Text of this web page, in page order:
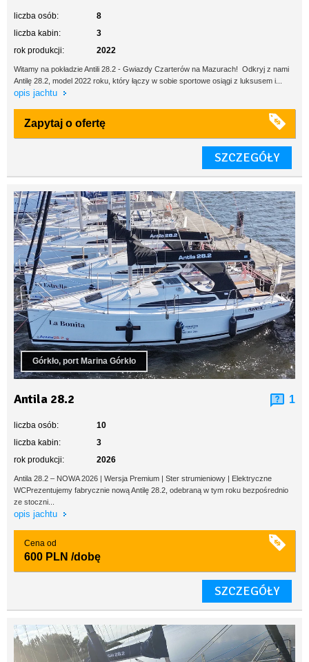
liczba osób:
8
liczba kabin:
3
rok produkcji:
2022
Witamy na pokładzie Antili 28.2 - Gwiazdy Czarterów na Mazurach! Odkryj z nami
Antilę 28.2, model 2022 roku, który łączy w sobie sportowe osiągi z luksusem i...
opis jachtu
Zapytaj o ofertę
SZCZEGÓŁY
Górkło, port Marina Górkło
Antila 28.2 1
liczba osób:
10
liczba kabin:
3
rok produkcji:
2026
Antila 28.2 – NOWA 2026 | Wersja Premium | Ster strumieniowy | Elektryczne
WCPrezentujemy fabrycznie nową Antilę 28.2, odebraną w tym roku bezpośrednio
ze stoczni...
opis jachtu
Cena od
600 PLN /dobę
SZCZEGÓŁY